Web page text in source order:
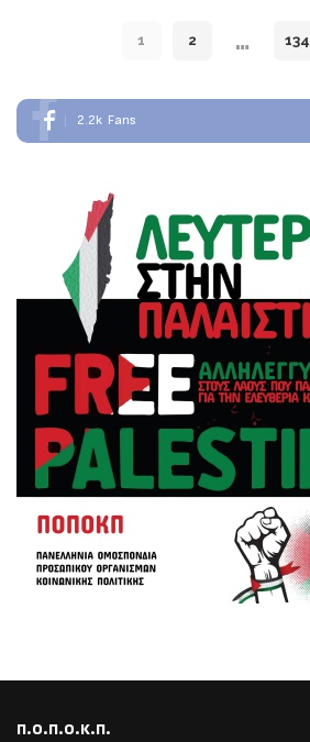
1 2 … 134
2.2k Fans
Π.Ο.Π.Ο.Κ.Π.